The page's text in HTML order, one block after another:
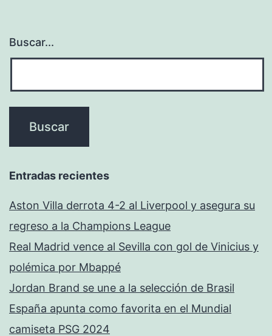
Buscar...
Entradas recientes
Aston Villa derrota 4-2 al Liverpool y asegura su
regreso a la Champions League
Real Madrid vence al Sevilla con gol de Vinicius y
polémica por Mbappé
Jordan Brand se une a la selección de Brasil
España apunta como favorita en el Mundial
camiseta PSG 2024